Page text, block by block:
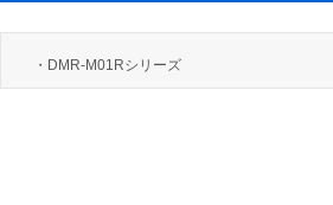
・DMR-M01Rシリーズ